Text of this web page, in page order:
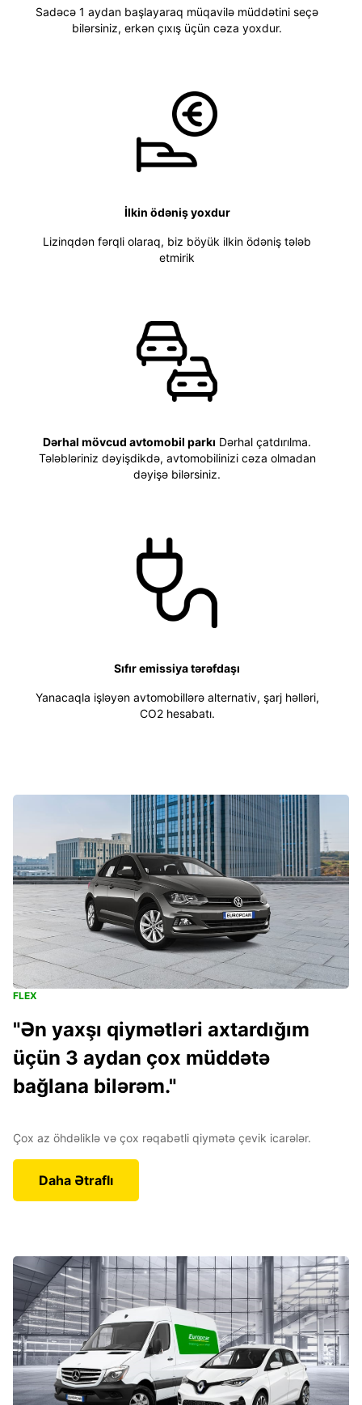
Sadəcə 1 aydan başlayaraq müqavilə müddətini seçə
bilərsiniz, erkən çıxış üçün cəza yoxdur.
İlkin ödəniş yoxdur
Lizinqdən fərqli olaraq, biz böyük ilkin ödəniş tələb
etmirik
Dərhal mövcud avtomobil parkı Dərhal çatdırılma.
Tələbləriniz dəyişdikdə, avtomobilinizi cəza olmadan
dəyişə bilərsiniz.
Sıfır emissiya tərəfdaşı
Yanacaqla işləyən avtomobillərə alternativ, şarj həlləri,
CO2 hesabatı.
FLEX
"Ən yaxşı qiymətləri axtardığım
üçün 3 aydan çox müddətə
bağlana bilərəm."
Çox az öhdəliklə və çox rəqabətli qiymətə çevik icarələr.
Daha Ətraflı